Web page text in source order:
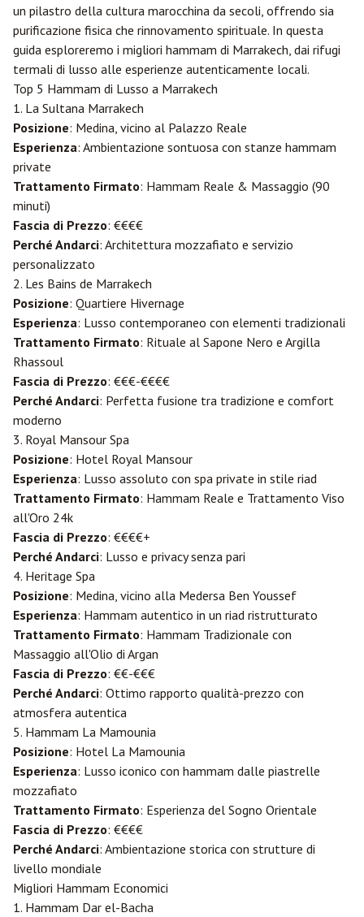
un pilastro della cultura marocchina da secoli, offrendo sia
purificazione fisica che rinnovamento spirituale. In questa
guida esploreremo i migliori hammam di Marrakech, dai rifugi
termali di lusso alle esperienze autenticamente locali.
Top 5 Hammam di Lusso a Marrakech
1. La Sultana Marrakech
Posizione: Medina, vicino al Palazzo Reale
Esperienza: Ambientazione sontuosa con stanze hammam
private
Trattamento Firmato: Hammam Reale & Massaggio (90
minuti)
Fascia di Prezzo: €€€€
Perché Andarci: Architettura mozzafiato e servizio
personalizzato
2. Les Bains de Marrakech
Posizione: Quartiere Hivernage
Esperienza: Lusso contemporaneo con elementi tradizionali
Trattamento Firmato: Rituale al Sapone Nero e Argilla
Rhassoul
Fascia di Prezzo: €€€-€€€€
Perché Andarci: Perfetta fusione tra tradizione e comfort
moderno
3. Royal Mansour Spa
Posizione: Hotel Royal Mansour
Esperienza: Lusso assoluto con spa private in stile riad
Trattamento Firmato: Hammam Reale e Trattamento Viso
all'Oro 24k
Fascia di Prezzo: €€€€+
Perché Andarci: Lusso e privacy senza pari
4. Heritage Spa
Posizione: Medina, vicino alla Medersa Ben Youssef
Esperienza: Hammam autentico in un riad ristrutturato
Trattamento Firmato: Hammam Tradizionale con
Massaggio all'Olio di Argan
Fascia di Prezzo: €€-€€€
Perché Andarci: Ottimo rapporto qualità-prezzo con
atmosfera autentica
5. Hammam La Mamounia
Posizione: Hotel La Mamounia
Esperienza: Lusso iconico con hammam dalle piastrelle
mozzafiato
Trattamento Firmato: Esperienza del Sogno Orientale
Fascia di Prezzo: €€€€
Perché Andarci: Ambientazione storica con strutture di
livello mondiale
Migliori Hammam Economici
1. Hammam Dar el-Bacha